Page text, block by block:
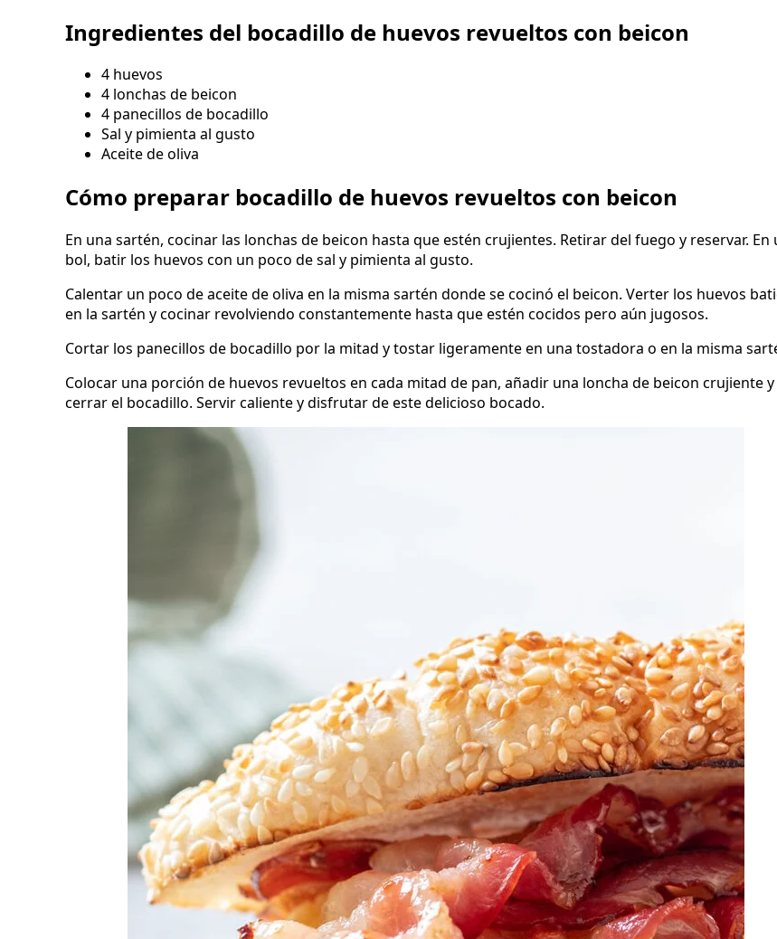
Ingredientes del bocadillo de huevos revueltos con beicon
4 huevos
4 lonchas de beicon
4 panecillos de bocadillo
Sal y pimienta al gusto
Aceite de oliva
Cómo preparar bocadillo de huevos revueltos con beicon
En una sartén, cocinar las lonchas de beicon hasta que estén crujientes. Retirar del fuego y reservar. En
bol, batir los huevos con un poco de sal y pimienta al gusto.
Calentar un poco de aceite de oliva en la misma sartén donde se cocinó el beicon. Verter los huevos
en la sartén y cocinar revolviendo constantemente hasta que estén cocidos pero aún jugosos.
Cortar los panecillos de bocadillo por la mitad y tostar ligeramente en una tostadora o en la misma
Colocar una porción de huevos revueltos en cada mitad de pan, añadir una loncha de beicon crujiente y
cerrar el bocadillo. Servir caliente y disfrutar de este delicioso bocado.